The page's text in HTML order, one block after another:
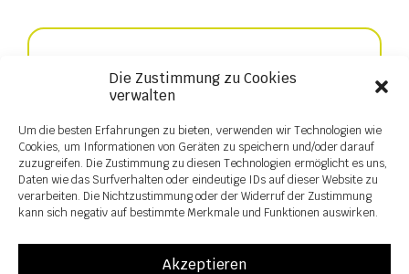
Die Zustimmung zu Cookies
verwalten
Um die besten Erfahrungen zu bieten, verwenden wir Technologien wie
Cookies, um Informationen von Geräten zu speichern und/oder darauf
zuzugreifen. Die Zustimmung zu diesen Technologien ermöglicht es uns,
Daten wie das Surfverhalten oder eindeutige IDs auf dieser Website zu
verarbeiten. Die Nichtzustimmung oder der Widerruf der Zustimmung
kann sich negativ auf bestimmte Merkmale und Funktionen auswirken.
Akzeptieren
Direktsaat